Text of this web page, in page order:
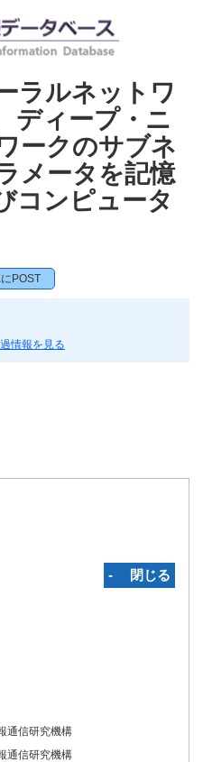
ラルネットワ
ディープ・ニ
ークのサブネ
メータを記憶
コンピュータ
POST
情報を見る
‐ 閉じる
通信研究機構
通信研究機構